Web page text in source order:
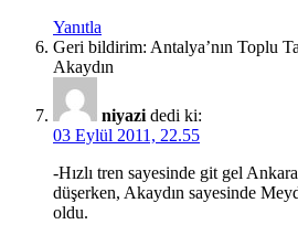
Yanıtla
Geri bildirim: Antalya’nın Toplu
Akaydın
niyazi dedi ki:
03 Eylül 2011, 22.55
-Hızlı tren sayesinde git gel
düşerken, Akaydın sayesinde
oldu.